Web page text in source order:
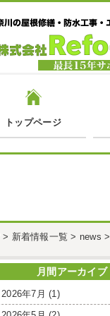
トップページ
> 新着情報一覧 > news >
月間アーカイブ
2026年7月 (1)